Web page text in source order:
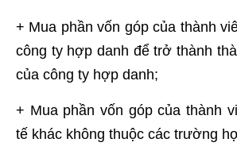
+ Mua phần vốn góp của thành
công ty hợp danh để trở thành
của công ty hợp danh;
+ Mua phần vốn góp của thành
tế khác không thuộc các trường